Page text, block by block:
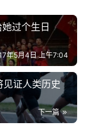
过个生日
年5月4日 上午7:04
证人类历史
下一篇